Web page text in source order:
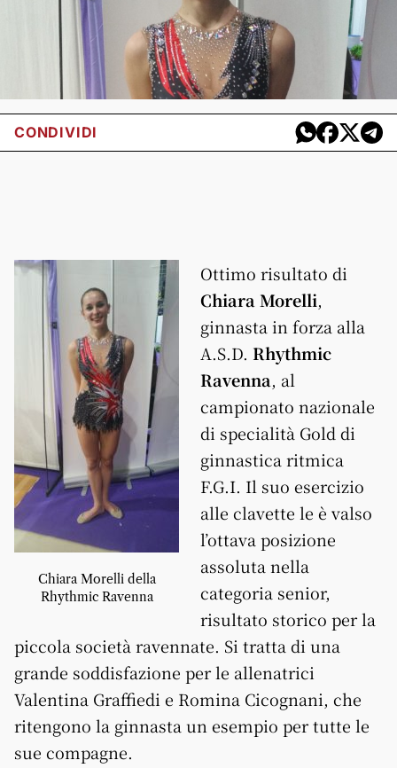
CONDIVIDI
Chiara Morelli della
Rhythmic Ravenna
Ottimo risultato di
Chiara Morelli,
ginnasta in forza alla
A.S.D. Rhythmic
Ravenna, al
campionato nazionale
di specialità Gold di
ginnastica ritmica
F.G.I. Il suo esercizio
alle clavette le è valso
l’ottava posizione
assoluta nella
categoria senior,
risultato storico per la
piccola società ravennate. Si tratta di una
grande soddisfazione per le allenatrici
Valentina Graffiedi e Romina Cicognani, che
ritengono la ginnasta un esempio per tutte le
sue compagne.